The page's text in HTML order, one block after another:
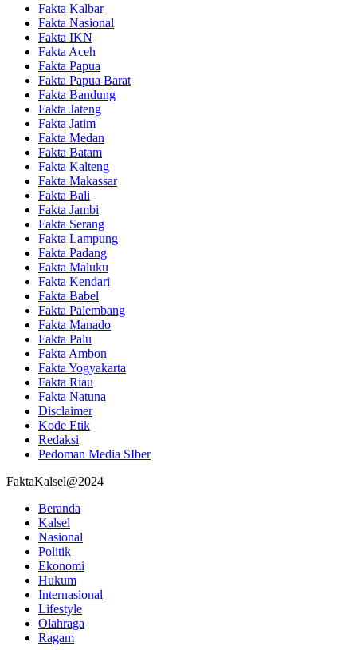
Fakta Kalbar
Fakta Nasional
Fakta IKN
Fakta Aceh
Fakta Papua
Fakta Papua Barat
Fakta Bandung
Fakta Jateng
Fakta Jatim
Fakta Medan
Fakta Batam
Fakta Kalteng
Fakta Makassar
Fakta Bali
Fakta Jambi
Fakta Serang
Fakta Lampung
Fakta Padang
Fakta Maluku
Fakta Kendari
Fakta Babel
Fakta Palembang
Fakta Manado
Fakta Palu
Fakta Ambon
Fakta Yogyakarta
Fakta Riau
Fakta Natuna
Disclaimer
Kode Etik
Redaksi
Pedoman Media SIber
FaktaKalsel@2024
Beranda
Kalsel
Nasional
Politik
Ekonomi
Hukum
Internasional
Lifestyle
Olahraga
Ragam